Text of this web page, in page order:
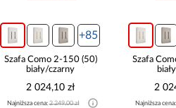
+85
Szafa Como 2-150 (50)
biały/czarny
2 024,10 zł
Najniższa cena:2 249,00 zł
Szafa
2
Najniższa